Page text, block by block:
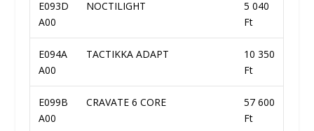
E093D
A00
NOCTILIGHT
5 040
Ft
E094A
A00
TACTIKKA ADAPT
10 350
Ft
E099B
A00
CRAVATE 6 CORE
57 600
Ft